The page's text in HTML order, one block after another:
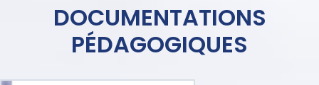
DOCUMENTATIONS
PÉDAGOGIQUES